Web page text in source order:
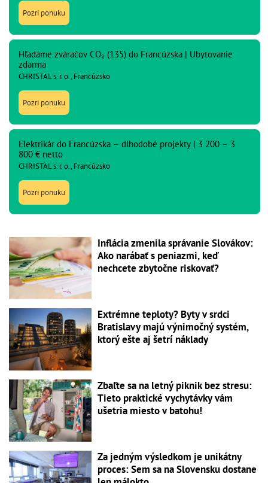
Pozri ponuku
Hľadáme zváračov CO₂ (135) do Francúzska | Ubytovanie
zdarma
CHRISTAL s. r. o., Francúzsko
Pozri ponuku
Elektrikár do Francúzska – dlhodobé projekty | 3 200 – 3
800 € netto
CHRISTAL s. r. o., Francúzsko
Pozri ponuku
Inflácia zmenila správanie Slovákov:
Ako narábať s peniazmi, keď
nechcete zbytočne riskovať?
Extrémne teploty? Byty v srdci
Bratislavy majú výnimočný systém,
ktorý ešte aj šetrí náklady
Zbaľte sa na letný piknik bez stresu:
Tieto praktické vychytávky vám
ušetria miesto v batohu!
Za jedným výsledkom je unikátny
proces: Sem sa na Slovensku dostane